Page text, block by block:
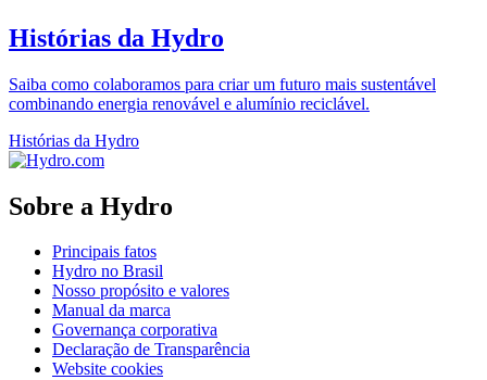
Histórias da Hydro
Saiba como colaboramos para criar um futuro mais sustentável
combinando energia renovável e alumínio reciclável.
Histórias da Hydro
Sobre a Hydro
Principais fatos
Hydro no Brasil
Nosso propósito e valores
Manual da marca
Governança corporativa
Declaração de Transparência
Website cookies